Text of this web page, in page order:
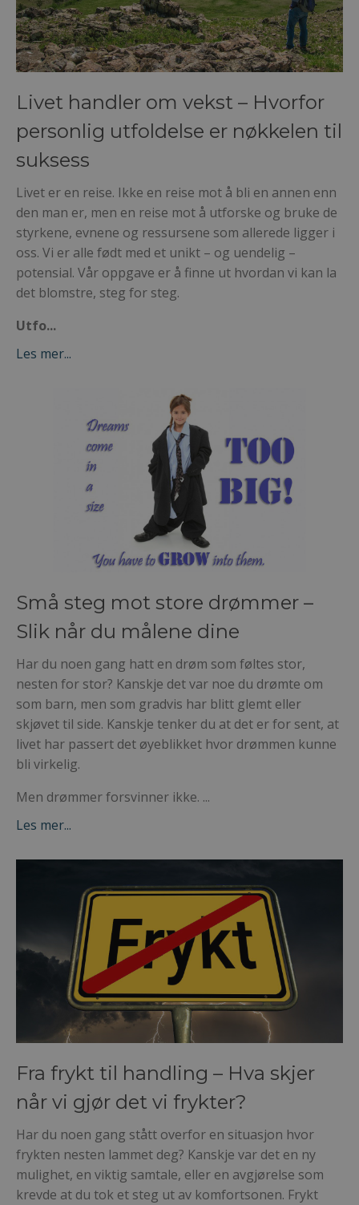
Livet handler om vekst – Hvorfor
personlig utfoldelse er nøkkelen til
suksess
Livet er en reise. Ikke en reise mot å bli en annen enn
den man er, men en reise mot å utforske og bruke de
styrkene, evnene og ressursene som allerede ligger i
oss. Vi er alle født med et unikt – og uendelig –
potensial. Vår oppgave er å finne ut hvordan vi kan la
det blomstre, steg for steg.
Utfo...
Les mer...
Små steg mot store drømmer –
Slik når du målene dine
Har du noen gang hatt en drøm som føltes stor,
nesten for stor? Kanskje det var noe du drømte om
som barn, men som gradvis har blitt glemt eller
skjøvet til side. Kanskje tenker du at det er for sent, at
livet har passert det øyeblikket hvor drømmen kunne
bli virkelig.
Men drømmer forsvinner ikke. ...
Les mer...
Fra frykt til handling – Hva skjer
når vi gjør det vi frykter?
Har du noen gang stått overfor en situasjon hvor
frykten nesten lammet deg? Kanskje var det en ny
mulighet, en viktig samtale, eller en avgjørelse som
krevde at du tok et steg ut av komfortsonen. Frykt